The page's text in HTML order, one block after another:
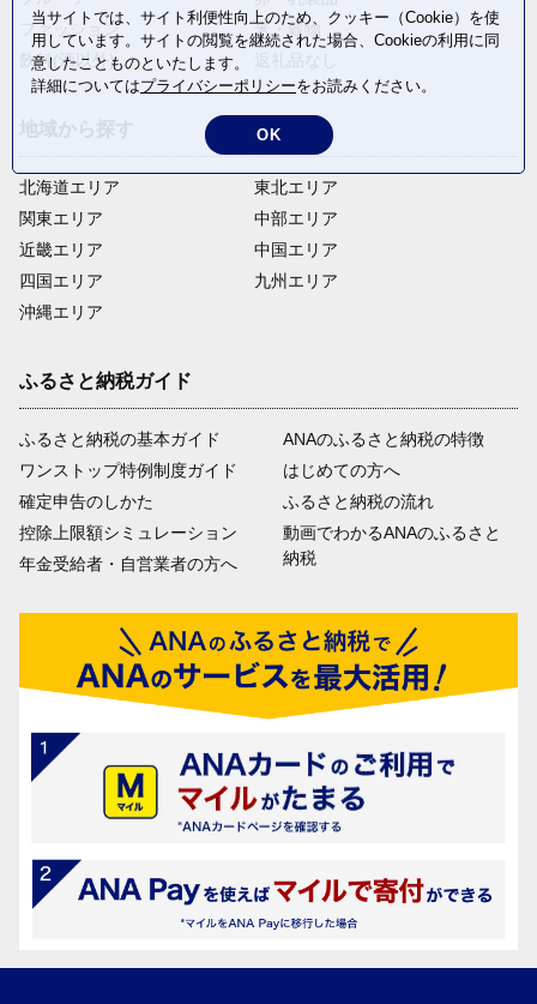
ファッション
米・穀物
飲料(酒以外)
北海道エリア
関東エリア
近畿エリア
四国エリア
沖縄エリア
東北エリア
中部エリア
中国エリア
九州エリア
ふるさと納税ガイド
ふるさと納税の基本ガイド
ワンストップ特例制度ガイド
確定申告のしかた
控除上限額シミュレーション
年金受給者・自営業者の方へ
ANAのふるさと納税の特徴
はじめての方へ
ふるさと納税の流れ
動画でわかるANAのふるさと
納税
当サイトでは、サイト利便性向上のため、クッキー（Cookie）を使
用しています。サイトの閲覧を継続された場合、Cookieの利用に同
意したことものといたします。
詳細についてはプライバシーポリシーをお読みください。
OK